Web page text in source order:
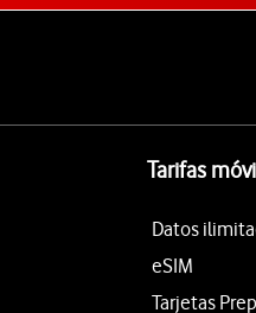
de Vodafone
Tarifas
Datos
eSIM
Tarjetas